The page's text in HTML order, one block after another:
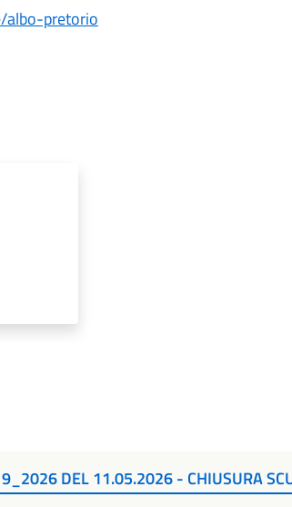
albo-pretorio
DEL 11.05.2026 - CHIUSURA